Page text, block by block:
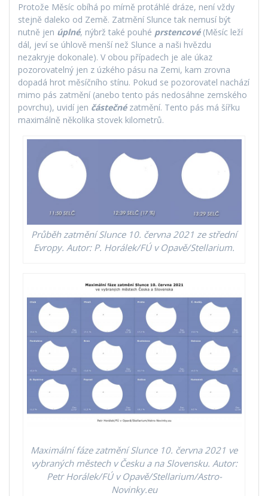
Protože Měsíc obíhá po mírně protáhlé dráze, není vždy
stejně daleko od Země. Zatmění Slunce tak nemusí být
nutně jen úplné, nýbrž také pouhé prstencové(Měsíc leží
dál, jeví se úhlově menší než Slunce a naši hvězdu
nezakryje dokonale). V obou případech je ale úkaz
pozorovatelný jen z úzkého pásu na Zemi, kam zrovna
dopadá hrot měsíčního stínu. Pokud se pozorovatel nachází
mimo pás zatmění (anebo tento pás nedosáhne zemského
povrchu), uvidí jen částečnézatmění. Tento pás má šířku
maximálně několika stovek kilometrů.
Průběh zatmění Slunce 10. června 2021 ze střední
Evropy. Autor: P. Horálek/FÚ v Opavě/Stellarium.
Maximální fáze zatmění Slunce 10. června 2021 ve
vybraných městech v Česku a na Slovensku. Autor:
Petr Horálek/FÚ v Opavě/Stellarium/Astro-
Novinky.eu